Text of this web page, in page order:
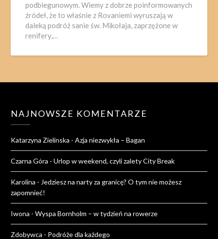
podbiegunowym. Wiemy z dobrze poinformowanych
źródeł, że to właśnie z Rovaniemi wyruszają w
daleką podróż sanie św. Mikołaja, zaprzężone w
renifery,…
NAJNOWSZE KOMENTARZE
Katarzyna Zielinska -Azja niezwykła – Bagan
Czarna Góra -Urlop w weekend, czyli zalety City Break
Karolina - Jedziesz na narty za granicę? O tym nie możesz
zapomnieć!
Iwona -Wyspa Bornholm – w tydzień na rowerze
Zdobywca - Podróże dla każdego